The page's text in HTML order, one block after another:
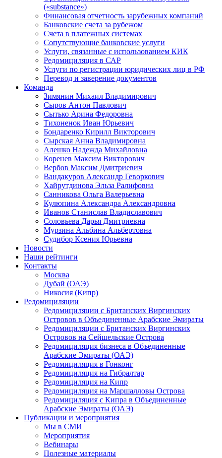
(«substance»)
Финансовая отчетность зарубежных компаний
Банковские счета за рубежом
Счета в платежных системах
Сопутствующие банковские услуги
Услуги, связанные с использованием КИК
Редомициляция в САР
Услуги по регистрации юридических лиц в РФ
Перевод и заверение документов
Команда
Зимянин Михаил Владимирович
Сыров Антон Павлович
Сытько Арина Федоровна
Тихоненок Иван Юрьевич
Бондаренко Кирилл Викторович
Сырская Анна Владимировна
Алешко Надежда Михайловна
Коренев Максим Викторович
Вербов Максим Дмитриевич
Вандакуров Александр Геворкович
Хайрутдинова Эльза Ралифовна
Санникова Ольга Валерьевна
Кулюпина Александра Александровна
Иванов Станислав Владиславович
Соловьева Дарья Дмитриевна
Мурзина Альбина Альбертовна
Судибор Ксения Юрьевна
Новости
Наши рейтинги
Контакты
Москва
Дубай (ОАЭ)
Никосия (Кипр)
Редомициляции
Редомициляции с Британских Виргинских
Островов в Объединенные Арабские Эмираты
Редомициляции с Британских Виргинских
Островов на Сейшельские Острова
Редомициляция бизнеса в Объединенные
Арабские Эмираты (ОАЭ)
Редомициляция в Гонконг
Редомициляция на Гибралтар
Редомициляция на Кипр
Редомициляция на Маршалловы Острова
Редомициляция с Кипра в Объединенные
Арабские Эмираты (ОАЭ)
Публикации и мероприятия
Мы в СМИ
Мероприятия
Вебинары
Полезные материалы